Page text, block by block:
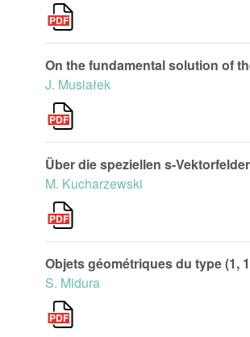
On the fundamental solution of
J. Musiałek
Über die speziellen s-
M. Kucharzewski
Objets géométriques du type (1,
S. Midura